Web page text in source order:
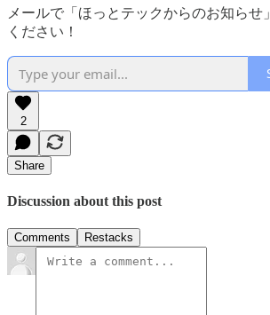
メールで「ほっとテックからのお知らせ
ください！
2
Share
Discussion about this post
Comments Restacks